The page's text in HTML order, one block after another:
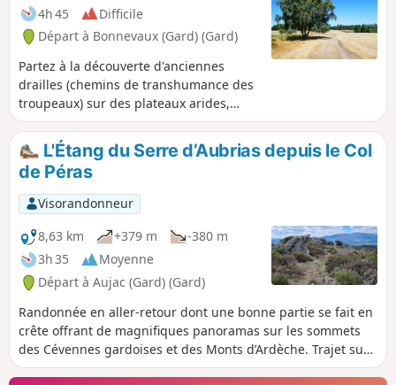
4h 45
Difficile
Départ à Bonnevaux (Gard) (Gard)
Partez à la découverte d'anciennes
drailles (chemins de transhumance des
troupeaux) sur des plateaux arides,
battus par les vents. Des châtaigniers
(presque) partout, des genêts un peu
plus haut et puis des landes d'altitude
couvertes de bruyères et de pins, voilà
le programme de cette randonnée! Ainsi
que de magnifiques points de vue sur
les environs. Pas mal de cailloux aussi
dans les montées (jusqu'à la jonction
avec le GRP® 4) et les descentes -
spéciale attention entre (8) et (9).
L'Étang du Serre d’Aubrias depuis le Col
de Péras
Visorandonneur
8,63 km
+379 m
-380 m
3h 35
Moyenne
Départ à Aujac (Gard) (Gard)
Randonnée en aller-retour dont une bonne partie se fait en
crête offrant de magnifiques panoramas sur les sommets
des Cévennes gardoises et des Monts d’Ardèche. Trajet sur
les GRP® Haute Vallée de la Cèze et le Cévenol.